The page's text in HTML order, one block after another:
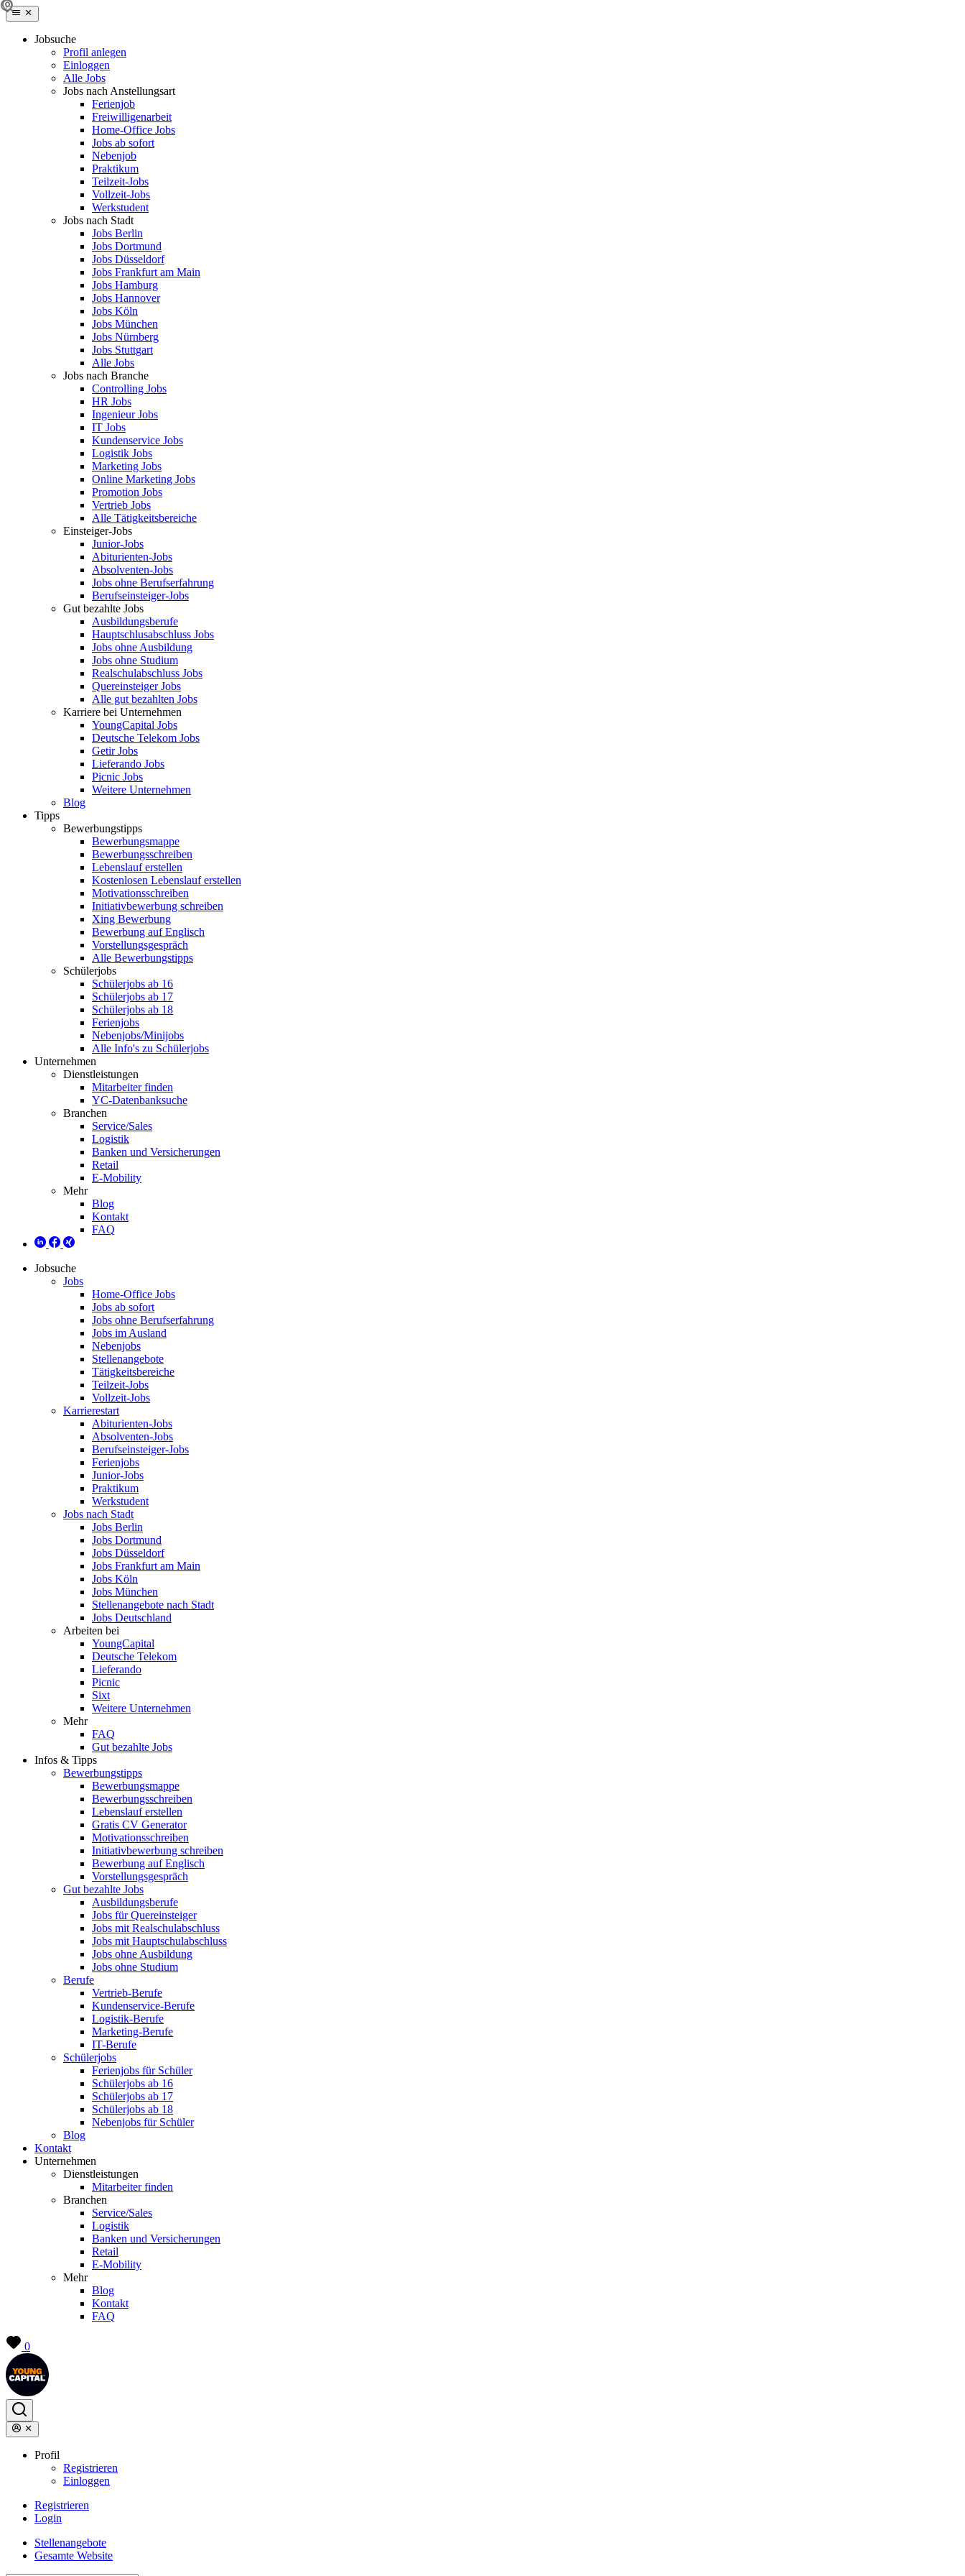
Jobsuche
Profil anlegen
Einloggen
Alle Jobs
Jobs nach Anstellungsart
Ferienjob
Freiwilligenarbeit
Home-Office Jobs
Jobs ab sofort
Nebenjob
Praktikum
Teilzeit-Jobs
Vollzeit-Jobs
Werkstudent
Jobs nach Stadt
Jobs Berlin
Jobs Dortmund
Jobs Düsseldorf
Jobs Frankfurt am Main
Jobs Hamburg
Jobs Hannover
Jobs Köln
Jobs München
Jobs Nürnberg
Jobs Stuttgart
Alle Jobs
Jobs nach Branche
Controlling Jobs
HR Jobs
Ingenieur Jobs
IT Jobs
Kundenservice Jobs
Logistik Jobs
Marketing Jobs
Online Marketing Jobs
Promotion Jobs
Vertrieb Jobs
Alle Tätigkeitsbereiche
Einsteiger-Jobs
Junior-Jobs
Abiturienten-Jobs
Absolventen-Jobs
Jobs ohne Berufserfahrung
Berufseinsteiger-Jobs
Gut bezahlte Jobs
Ausbildungsberufe
Hauptschlusabschluss Jobs
Jobs ohne Ausbildung
Jobs ohne Studium
Realschulabschluss Jobs
Quereinsteiger Jobs
Alle gut bezahlten Jobs
Karriere bei Unternehmen
YoungCapital Jobs
Deutsche Telekom Jobs
Getir Jobs
Lieferando Jobs
Picnic Jobs
Weitere Unternehmen
Blog
Tipps
Bewerbungstipps
Bewerbungsmappe
Bewerbungsschreiben
Lebenslauf erstellen
Kostenlosen Lebenslauf erstellen
Motivationsschreiben
Initiativbewerbung schreiben
Xing Bewerbung
Bewerbung auf Englisch
Vorstellungsgespräch
Alle Bewerbungstipps
Schülerjobs
Schülerjobs ab 16
Schülerjobs ab 17
Schülerjobs ab 18
Ferienjobs
Nebenjobs/Minijobs
Alle Info's zu Schülerjobs
Unternehmen
Dienstleistungen
Mitarbeiter finden
YC-Datenbanksuche
Branchen
Service/Sales
Logistik
Banken und Versicherungen
Retail
E-Mobility
Mehr
Blog
Kontakt
FAQ
Jobsuche
Jobs
Home-Office Jobs
Jobs ab sofort
Jobs ohne Berufserfahrung
Jobs im Ausland
Nebenjobs
Stellenangebote
Tätigkeitsbereiche
Teilzeit-Jobs
Vollzeit-Jobs
Karrierestart
Abiturienten-Jobs
Absolventen-Jobs
Berufseinsteiger-Jobs
Ferienjobs
Junior-Jobs
Praktikum
Werkstudent
Jobs nach Stadt
Jobs Berlin
Jobs Dortmund
Jobs Düsseldorf
Jobs Frankfurt am Main
Jobs Köln
Jobs München
Stellenangebote nach Stadt
Jobs Deutschland
Arbeiten bei
YoungCapital
Deutsche Telekom
Lieferando
Picnic
Sixt
Weitere Unternehmen
Mehr
FAQ
Gut bezahlte Jobs
Infos & Tipps
Bewerbungstipps
Bewerbungsmappe
Bewerbungsschreiben
Lebenslauf erstellen
Gratis CV Generator
Motivationsschreiben
Initiativbewerbung schreiben
Bewerbung auf Englisch
Vorstellungsgespräch
Gut bezahlte Jobs
Ausbildungsberufe
Jobs für Quereinsteiger
Jobs mit Realschulabschluss
Jobs mit Hauptschulabschluss
Jobs ohne Ausbildung
Jobs ohne Studium
Berufe
Vertrieb-Berufe
Kundenservice-Berufe
Logistik-Berufe
Marketing-Berufe
IT-Berufe
Schülerjobs
Ferienjobs für Schüler
Schülerjobs ab 16
Schülerjobs ab 17
Schülerjobs ab 18
Nebenjobs für Schüler
Blog
Kontakt
Unternehmen
Dienstleistungen
Mitarbeiter finden
Branchen
Service/Sales
Logistik
Banken und Versicherungen
Retail
E-Mobility
Mehr
Blog
Kontakt
FAQ
0
Profil
Registrieren
Einloggen
Registrieren
Login
Stellenangebote
Gesamte Website